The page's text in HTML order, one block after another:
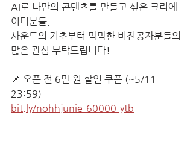
AI로 나만의 콘텐츠를 만들고 싶은 크리에
이터분들,
사운드의 기초부터 막막한 비전공자분들의
많은 관심 부탁드립니다!
📌 오픈 전 6만 원 할인 쿠폰 (~5/11
23:59)
bit.ly/nohhjunie-60000-ytb